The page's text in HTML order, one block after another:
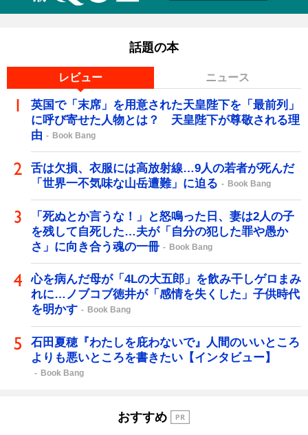
話題の本
レビュー ニュース
英国で「末席」を用意された天皇陛下を「最前列」
に呼び寄せた人物とは？ 天皇陛下が尊敬される理
由
Book Bang
舌は欠損、衣服には高放射線…9人の若者が死んだ
「世界一不気味な山岳遭難」に迫る
Book Bang
「死ぬとか言うな！」と怒鳴った日、妻は2人の子
を残して自死した…夫が「自分の犯した罪や愚か
さ」に向き合う魂の一冊
Book Bang
心を病んだ母が「4Lの大五郎」を飲み干しゲロまみ
れに…ノブコブ徳井が「感情を失くした」子供時代
を明かす
Book Bang
石田夏穂『わたしを庇わないで』人間のいいところ
よりも悪いところを書きたい【インタビュー】
Book Bang
おすすめ